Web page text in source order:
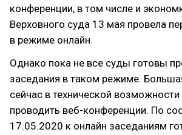
конференции, в том числе и
Верховного суда 13 мая провела
в режиме онлайн.
Однако пока не все суды готовы
заседания в таком режиме.
сейчас в технической
проводить веб-конференции. По
17.05.2020 к онлайн заседаниям